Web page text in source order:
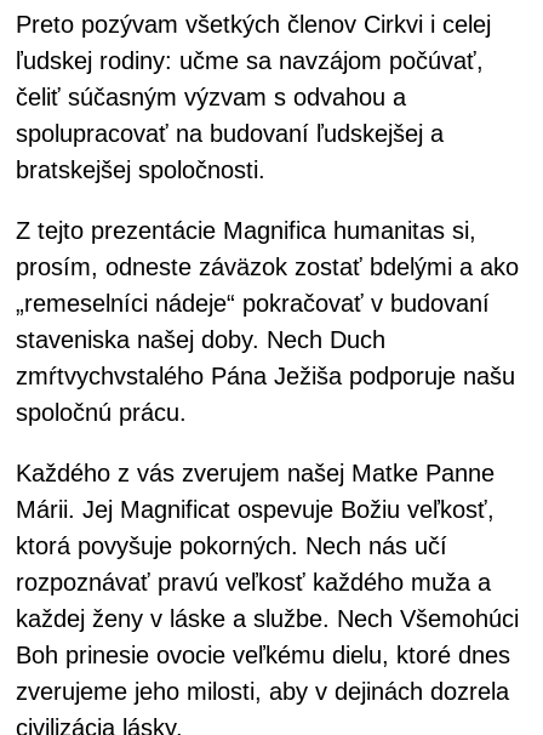
Preto pozývam všetkých členov Cirkvi i celej
ľudskej rodiny: učme sa navzájom počúvať,
čeliť súčasným výzvam s odvahou a
spolupracovať na budovaní ľudskejšej a
bratskejšej spoločnosti.
Z tejto prezentácie Magnifica humanitas si,
prosím, odneste záväzok zostať bdelými a ako
„remeselníci nádeje“ pokračovať v budovaní
staveniska našej doby. Nech Duch
zmŕtvychvstalého Pána Ježiša podporuje našu
spoločnú prácu.
Každého z vás zverujem našej Matke Panne
Márii. Jej Magnificat ospevuje Božiu veľkosť,
ktorá povyšuje pokorných. Nech nás učí
rozpoznávať pravú veľkosť každého muža a
každej ženy v láske a službe. Nech Všemohúci
Boh prinesie ovocie veľkému dielu, ktoré dnes
zverujeme jeho milosti, aby v dejinách dozrela
civilizácia lásky.